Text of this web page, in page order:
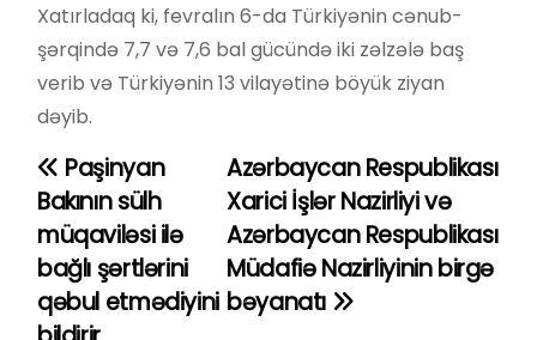
Xatırladaq ki, fevralın 6-da Türkiyənin cənub-
şərqində 7,7 və 7,6 bal gücündə iki zəlzələ baş
verib və Türkiyənin 13 vilayətinə böyük ziyan
dəyib.
Y
a
z
ı
Azərbaycan Respublikası
Xarici İşlər Nazirliyi və
Azərbaycan Respublikası
Müdafiə Nazirliyinin birgə
bəyanatı
Paşinyan
Bakının sülh
müqaviləsi ilə
bağlı şərtlərini
qəbul etmədiyini